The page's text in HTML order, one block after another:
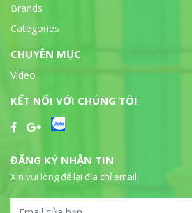
Brands
Categories
CHUYÊN MỤC
Video
KẾT NỐI VỚI CHÚNG TÔI
ĐĂNG KÝ NHẬN TIN
Xin vui lòng để lại địa chỉ email,